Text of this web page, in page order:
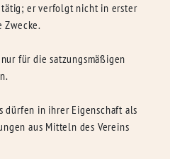
tätig; er verfolgt nicht in erster
Zwecke.
für die satzungsmäßigen
dürfen in ihrer Eigenschaft als
aus Mitteln des Vereins